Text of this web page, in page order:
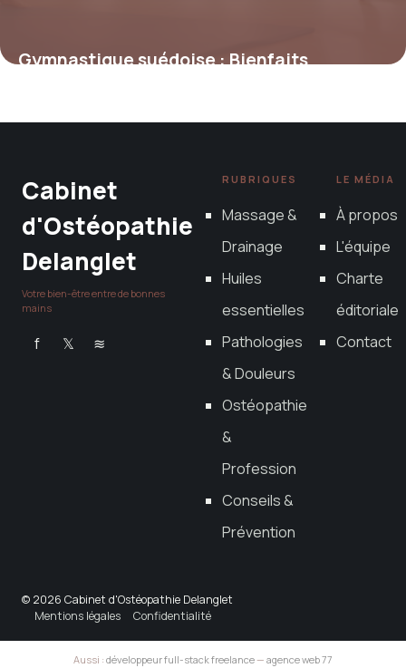
Gymnastique suédoise : Bienfaits
11 mars 2026
Cabinet
d'Ostéopathie
Delanglet
Votre bien-être entre de bonnes
mains
f 𝕏 ≋
RUBRIQUES
Massage &
Drainage
Huiles
essentielles
Pathologies
& Douleurs
Ostéopathie
&
Profession
Conseils &
Prévention
LE MÉDIA
À propos
L'équipe
Charte
éditoriale
Contact
© 2026 Cabinet d'Ostéopathie Delanglet
Mentions légales
Confidentialité
Aussi : développeur full-stack freelance— agence web 77